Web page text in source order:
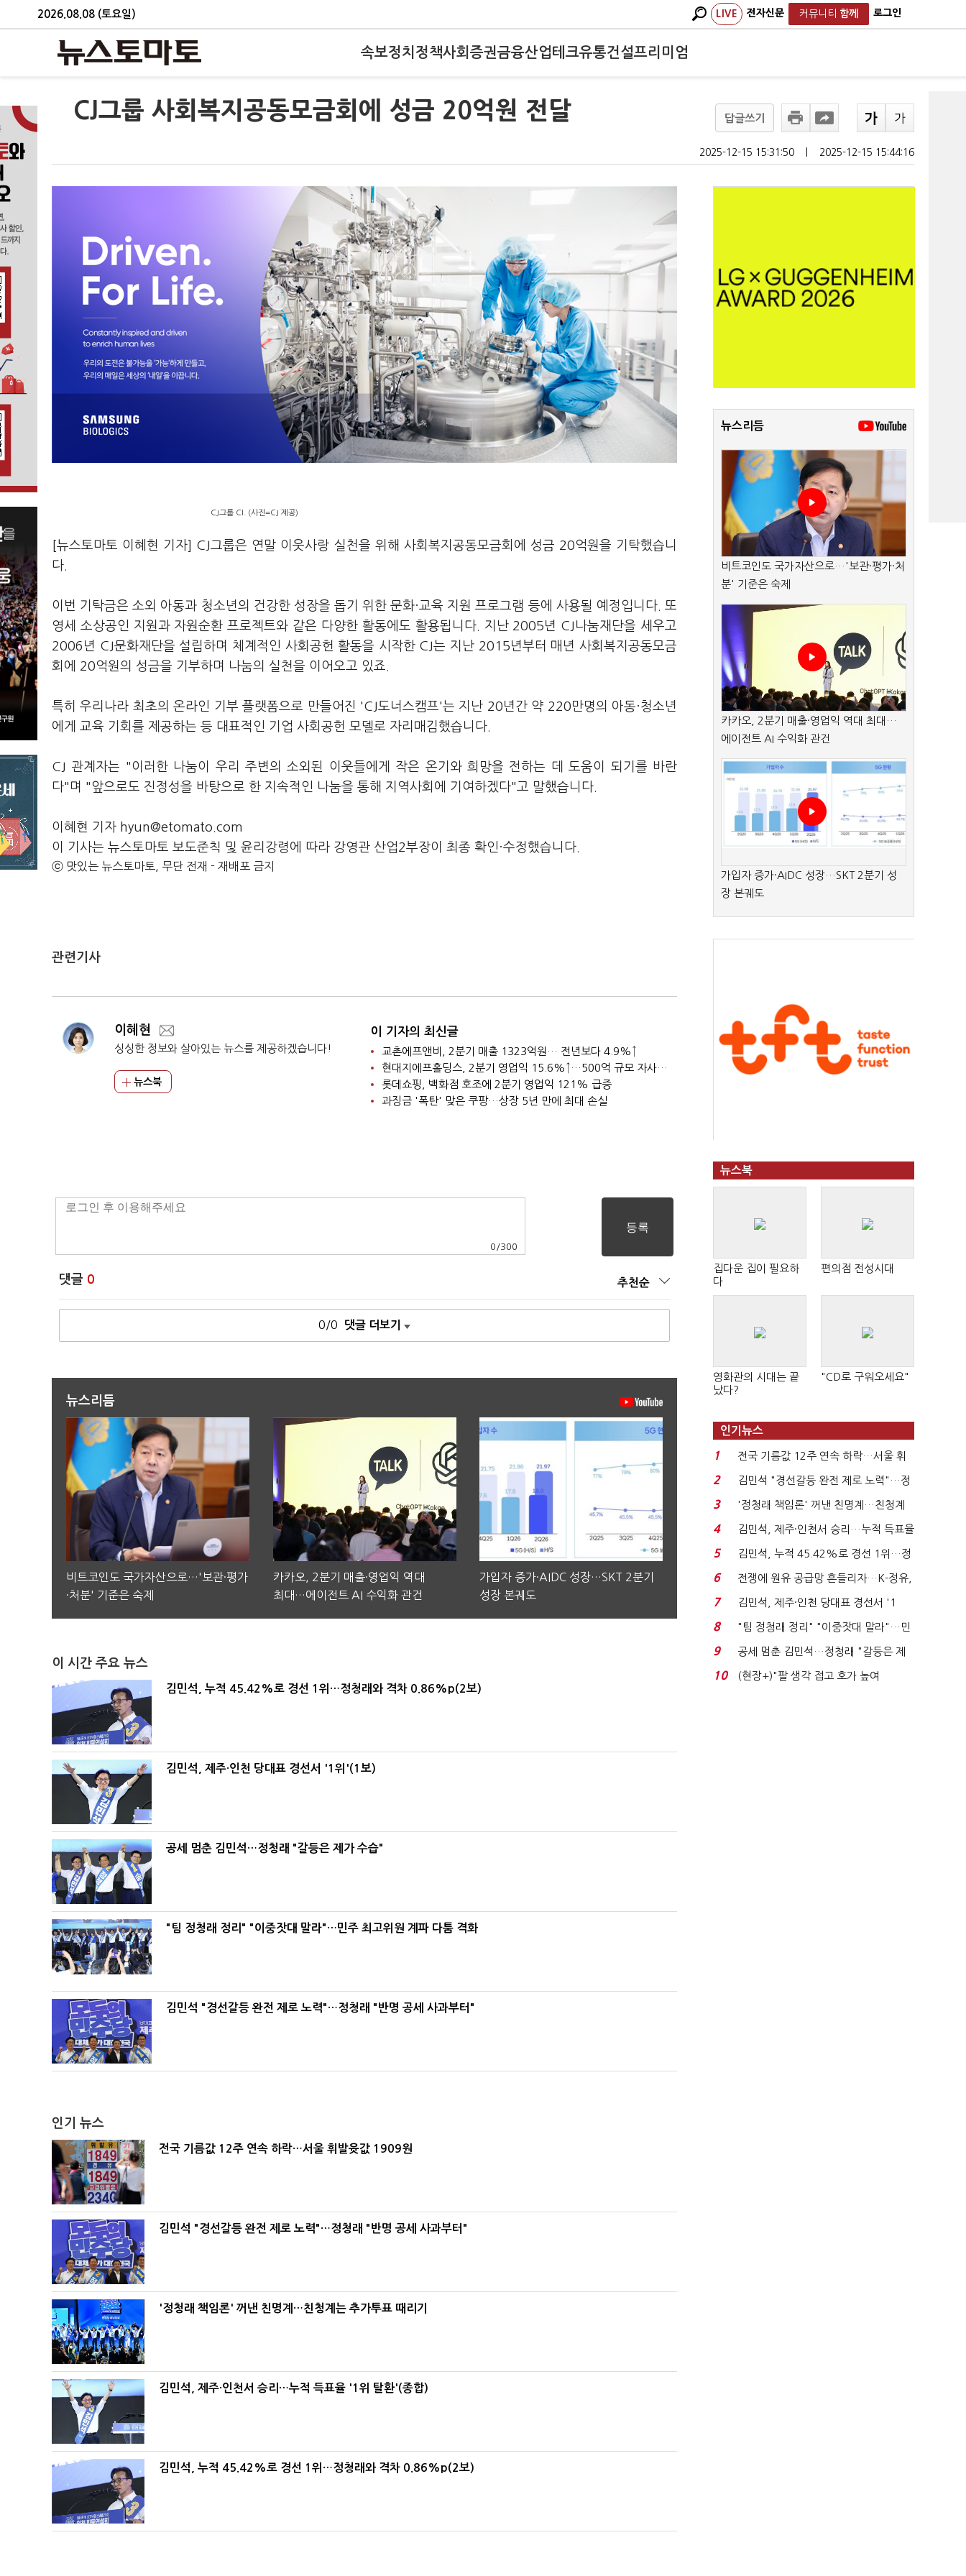
2026.08.08 (토요일) LIVE 전자신문 커뮤니티 함께 로그인
속보정치 정책사회 증권금융산업테크유통건설프리미엄
CJ그룹 사회복지공동모금회에 성금 20억원 전달 답글쓰기
2025-12-15 15:31:50 2025-12-15 15:44:16
CJ그룹 CI. (사진=CJ 제공)
[뉴스토마토 이혜현 기자] CJ그룹은 연말 이웃사랑 실천을 위해 사회복지공동모금회에 성금 20억원을 기탁했습니
다.
이번 기탁금은 소외 아동과 청소년의 건강한 성장을 돕기 위한 문화·교육 지원 프로그램 등에 사용될 예정입니다. 또
영세 소상공인 지원과 자원순환 프로젝트와 같은 다양한 활동에도 활용됩니다. 지난 2005년 CJ나눔재단을 세우고
2006년 CJ문화재단을 설립하며 체계적인 사회공헌 활동을 시작한 CJ는 지난 2015년부터 매년 사회복지공동모금
회에 20억원의 성금을 기부하며 나눔의 실천을 이어오고 있죠.
특히 우리나라 최초의 온라인 기부 플랫폼으로 만들어진 'CJ도너스캠프'는 지난 20년간 약 220만명의 아동·청소년
에게 교육 기회를 제공하는 등 대표적인 기업 사회공헌 모델로 자리매김했습니다.
CJ 관계자는 "이러한 나눔이 우리 주변의 소외된 이웃들에게 작은 온기와 희망을 전하는 데 도움이 되기를 바란
다"며 "앞으로도 진정성을 바탕으로 한 지속적인 나눔을 통해 지역사회에 기여하겠다"고 말했습니다.
이혜현 기자 hyun@etomato.com
이 기사는 뉴스토마토 보도준칙 및 윤리강령에 따라 강영관 산업2부장이 최종 확인·수정했습니다.
ⓒ 맛있는 뉴스토마토, 무단 전재 - 재배포 금지
관련기사
이혜현
싱싱한 정보와 살아있는 뉴스를 제공하겠습니다!
뉴스북
이 기자의 최신글
교촌에프앤비, 2분기 매출 1323억원… 전년보다 4.9%↑
현대지에프홀딩스, 2분기 영업익 15.6%↑…500억 규모 자사주 매입
롯데쇼핑, 백화점 호조에 2분기 영업익 121% 급증
과징금 '폭탄' 맞은 쿠팡…상장 5년 만에 최대 손실
0 /300
댓글 0 추천순
0/0 댓글 더보기
뉴스리듬
비트코인도 국가자산으로…'보관·평가
·처분' 기준은 숙제
카카오, 2분기 매출·영업익 역대
최대…에이전트 AI 수익화 관건
가입자 증가·AIDC 성장…SKT 2분기
성장 본궤도
이 시간 주요 뉴스
김민석, 누적 45.42%로 경선 1위…정청래와 격차 0.86%p(2보)
김민석, 제주·인천 당대표 경선서 '1위'(1보)
공세 멈춘 김민석…정청래 "갈등은 제가 수습"
"팀 정청래 정리" "이중잣대 말라"…민주 최고위원 계파 다툼 격화
김민석 "경선갈등 완전 제로 노력"…정청래 "반명 공세 사과부터"
인기 뉴스
전국 기름값 12주 연속 하락…서울 휘발윳값 1909원
김민석 "경선갈등 완전 제로 노력"…정청래 "반명 공세 사과부터"
'정청래 책임론' 꺼낸 친명계…친청계는 추가투표 때리기
김민석, 제주·인천서 승리…누적 득표율 '1위 탈환'(종합)
김민석, 누적 45.42%로 경선 1위…정청래와 격차 0.86%p(2보)
뉴스리듬
비트코인도 국가자산으로…'보관·평가·처
분' 기준은 숙제
카카오, 2분기 매출·영업익 역대 최대…
에이전트 AI 수익화 관건
가입자 증가·AIDC 성장…SKT 2분기 성
장 본궤도
뉴스북
집다운 집이 필요하
다
편의점 전성시대
영화관의 시대는 끝
났다?
"CD로 구워오세요"
인기뉴스
1
전국 기름값 12주 연속 하락…서울 휘
발윳값 1909원...
2
김민석 "경선갈등 완전 제로 노력"…정
청래 "반명 공세 사...
3
'정청래 책임론' 꺼낸 친명계…친청계
는 추가투표 때리기...
4
김민석, 제주·인천서 승리…누적 득표율
'1위 탈환'(종합)...
5
김민석, 누적 45.42%로 경선 1위…정
청래와 격차 0.86%p(...
6
전쟁에 원유 공급망 흔들리자…K-정유,
에너지안보 핵심...
7
김민석, 제주·인천 당대표 경선서 '1
위'(1보)...
8
"팀 정청래 정리" "이중잣대 말라"…민
주 최고위원 계파 다...
9
공세 멈춘 김민석…정청래 "갈등은 제
가 수습"
10
(현장+)"팔 생각 접고 호가 높여